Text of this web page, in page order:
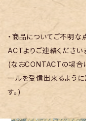
・商品についてご不明な
ACTよりご連絡ください
(なおCONTACTの場
ールを受信出来るよう
す。)